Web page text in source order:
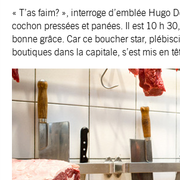
« T’as faim? », interroge d’emblée
cochon pressées et panées. Il est 10 h
bonne grâce. Car ce boucher star,
boutiques dans la capitale, s’est mis en